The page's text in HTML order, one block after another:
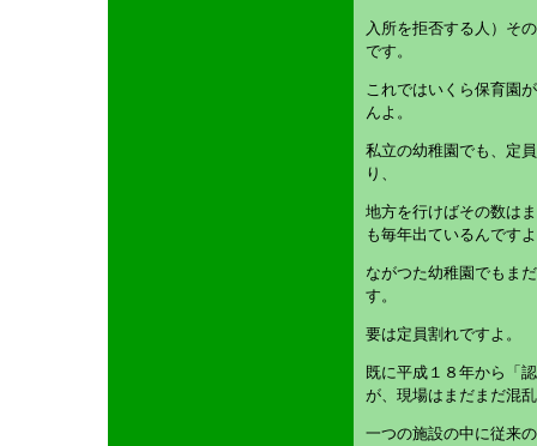
入所を拒否する人）そ
です。
これではいくら保育園
んよ。
私立の幼稚園でも、定
り、
地方を行けばその数は
も毎年出ているんです
ながつた幼稚園でもま
す。
要は定員割れですよ。
既に平成１８年から「
が、現場はまだまだ混
一つの施設の中に従来